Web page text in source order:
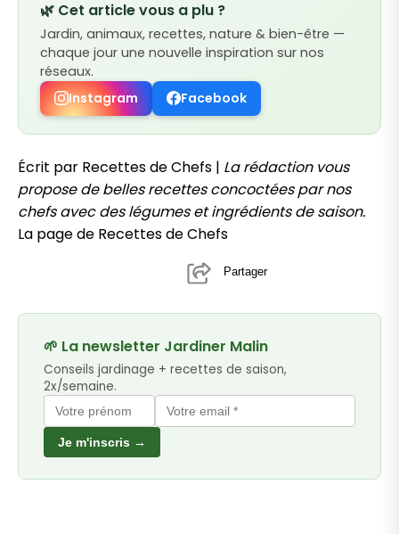
🌿 Cet article vous a plu ?
Jardin, animaux, recettes, nature & bien-être —
chaque jour une nouvelle inspiration sur nos
réseaux.
Instagram
Facebook
Écrit par Recettes de Chefs | La rédaction vous
propose de belles recettes concoctées par nos
chefs avec des légumes et ingrédients de saison.
La page de Recettes de Chefs
Partager
🌱 La newsletter Jardiner Malin
Conseils jardinage + recettes de saison,
2x/semaine.
Je m'inscris →